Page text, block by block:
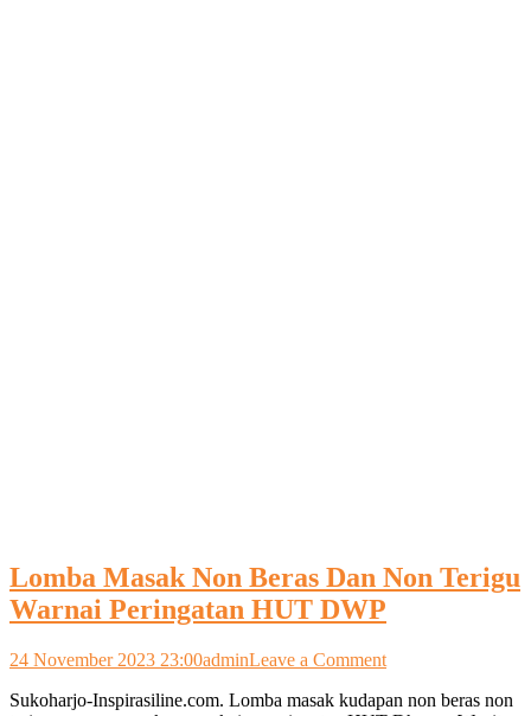
Lomba Masak Non Beras Dan Non Terigu
Warnai Peringatan HUT DWP
24 November 2023 23:00adminLeave a Commenton
Masak
Sukoharjo-Inspirasiline.com. Lomba masak kudapan non beras non